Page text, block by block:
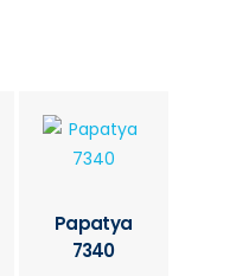
Papatya
7340